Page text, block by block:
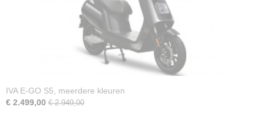
IVA E-GO S5, meerdere kleuren
€ 2.499,00 € 2.949,00